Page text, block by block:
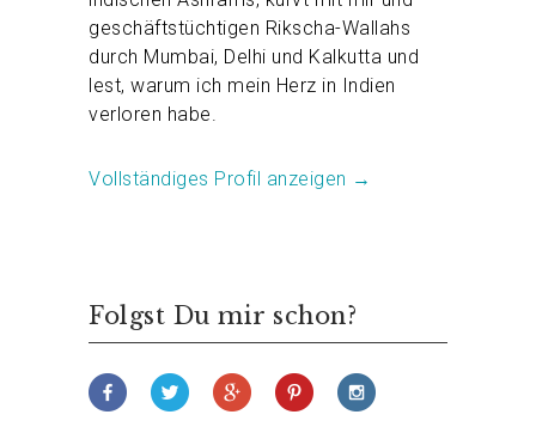
geschäftstüchtigen Rikscha-Wallahs
durch Mumbai, Delhi und Kalkutta und
lest, warum ich mein Herz in Indien
verloren habe.
Vollständiges Profil anzeigen →
Folgst Du mir schon?